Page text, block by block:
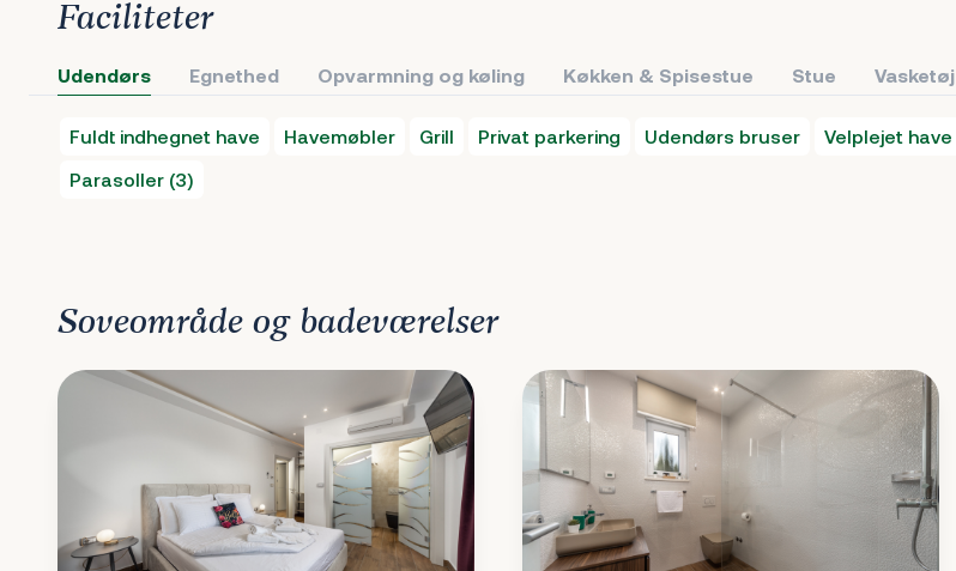
Faciliteter
Udendørs Egnethed Opvarmning og køling Køkken & Spisestue Stue Vasketøj
Fuldt indhegnet have Havemøbler Grill Privat parkering Udendørs bruser Velplejet have
Parasoller (3)
Soveområde og badeværelser